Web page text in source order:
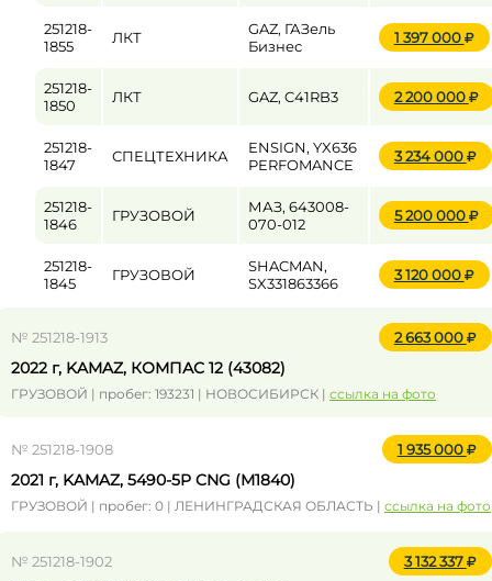
251218-
1855
ЛКТ
GAZ, ГАЗель
Бизнес
1 397 000
251218-
1850
ЛКТ GAZ, C41RB3 2 200 000
251218-
1847
СПЕЦТЕХНИКА
ENSIGN, YX636
PERFOMANCE
3 234 000
251218-
1846
ГРУЗОВОЙ
МАЗ, 643008-
070-012
5 200 000
251218-
1845
ГРУЗОВОЙ
SHACMAN,
SX331863366
3 120 000
№ 251218-1913 2 663 000
2022 г, KAMAZ, КОМПАС 12 (43082)
ГРУЗОВОЙ | пробег: 193231 | НОВОСИБИРСК | ссылка на фото
№ 251218-1908 1 935 000
2021 г, KAMAZ, 5490-5P CNG (M1840)
ГРУЗОВОЙ | пробег: 0 | ЛЕНИНГРАДСКАЯ ОБЛАСТЬ | ссылка на фото
№ 251218-1902 3 132 337